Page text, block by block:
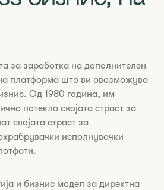
за заработка на дополнителен
платформа што ви овозможува
Од 1980 година, им
потекло својата страст за
својата страст за
исполнувачки
и бизнис модел за директна